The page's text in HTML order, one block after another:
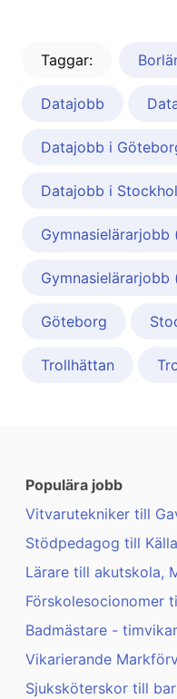
Taggar:
Datajobb
Datajobb i
Datajobb i
Gymnasielärarjobb
Gymnasielärarjobb
Göteborg
Trollhättan
Populära jobb
Vitvarutekniker till
Stödpedagog till
Lärare till akutskola,
Förskolesocionomer
Badmästare -
Vikarierande
Sjuksköterskor till